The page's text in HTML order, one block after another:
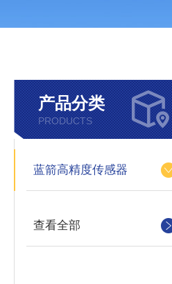
产品分类
PRODUCTS
蓝箭高精度传感器
查看全部